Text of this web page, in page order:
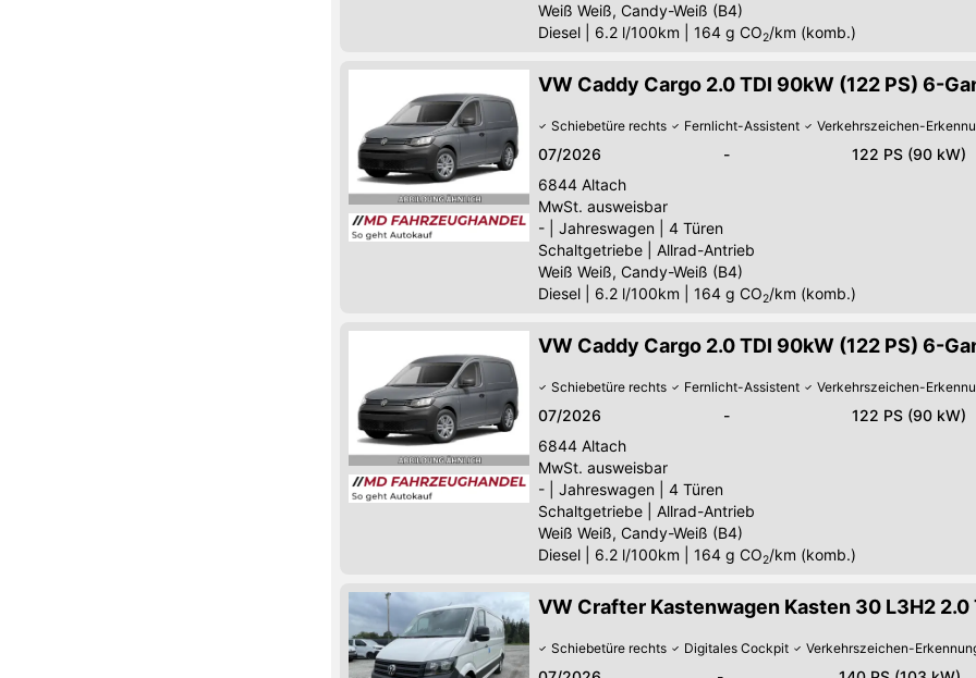
Weiß Weiß, Candy-Weiß (B4)
Diesel
6.2 l/100km 164 g CO2/km (komb.)
VW Caddy Cargo 2.0 TDI 90kW (122 PS) 6-
Schiebetüre rechts Fernlicht-Assistent Verkehrszeichen-
07/2026 - 122 PS (90 kW)
6844 Altach
MwSt. ausweisbar
-
Jahreswagen
4 Türen
Schaltgetriebe
Allrad-Antrieb
Weiß Weiß, Candy-Weiß (B4)
Diesel
6.2 l/100km 164 g CO2/km (komb.)
VW Caddy Cargo 2.0 TDI 90kW (122 PS) 6-
Schiebetüre rechts Fernlicht-Assistent Verkehrszeichen-
07/2026 - 122 PS (90 kW)
6844 Altach
MwSt. ausweisbar
-
Jahreswagen
4 Türen
Schaltgetriebe
Allrad-Antrieb
Weiß Weiß, Candy-Weiß (B4)
Diesel
6.2 l/100km 164 g CO2/km (komb.)
VW Crafter Kastenwagen Kasten 30 L3H2 2.0
Schiebetüre rechts Digitales Cockpit Verkehrszeichen-